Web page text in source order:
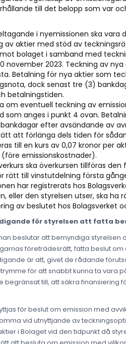
till det belopp som var
i nyemissionen ska vara
av aktier med stöd av
bolaget i samband med
november 2023. Teckning av
Betalning för nya aktier som
dock senast tre (3)
betalningstiden.
om eventuell teckning av
som anges i punkt 4 ovan.
efter avsändande av
att förlänga dels tiden för
till en kurs av 0,07 kronor per
emissionskostnader).
ska överkursen tillföras den
rätt till vinstutdelning första
har registrerats hos
eller den styrelsen utser, ska
av beslutet hos Bolagsverket
för styrelsen att fatta
beslutar att bemyndiga
företrädesrätt, fatta beslut
är att, givet de rådande
för att snabbt kunna ta
begränsat till, att säkra
för beslut om emission med
vid utnyttjande av
i Bolaget vid den tidpunkt då